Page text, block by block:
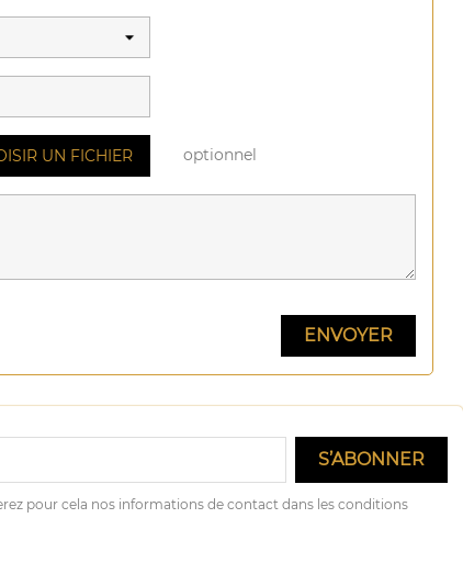
UN FICHIER optionnel
pour cela nos informations de contact dans les conditions